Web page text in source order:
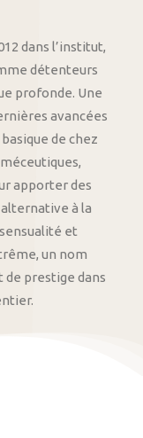
dans l’institut,
détenteurs
profonde. Une
avancées
de chez
apporter des
à la
et
un nom
de prestige dans